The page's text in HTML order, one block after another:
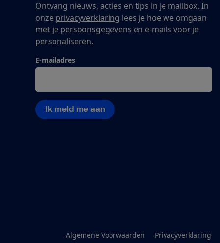
Ontvang nieuws, acties en tips in je mailbox. In
onze privacyverklaring lees je hoe we omgaan
met je persoonsgegevens en e-mails voor je
personaliseren.
E-mailadres
Ik meld me aan
Algemene Voorwaarden Privacyverklaring